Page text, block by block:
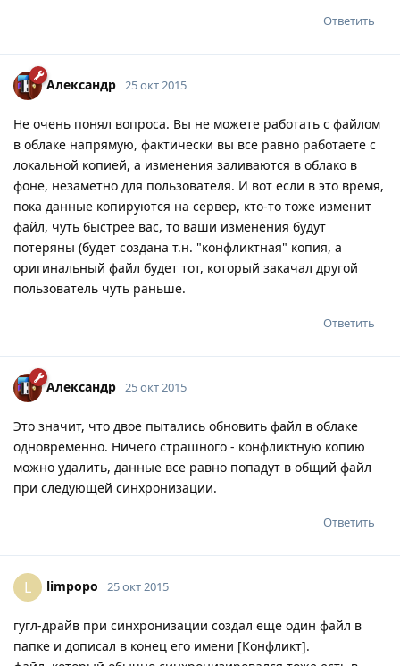
Ответить
Александр 25 окт 2015
Не очень понял вопроса. Вы не можете работать с файлом
в облаке напрямую, фактически вы все равно работаете с
локальной копией, а изменения заливаются в облако в
фоне, незаметно для пользователя. И вот если в это время,
пока данные копируются на сервер, кто-то тоже изменит
файл, чуть быстрее вас, то ваши изменения будут
потеряны (будет создана т.н. "конфликтная" копия, а
оригинальный файл будет тот, который закачал другой
пользователь чуть раньше.
Ответить
Александр 25 окт 2015
Это значит, что двое пытались обновить файл в облаке
одновременно. Ничего страшного - конфликтную копию
можно удалить, данные все равно попадут в общий файл
при следующей синхронизации.
Ответить
L limpopo 25 окт 2015
гугл-драйв при синхронизации создал еще один файл в
папке и дописал в конец его имени [Конфликт].